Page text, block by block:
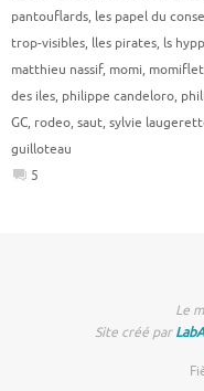
pantouflards, les papel du
trop-visibles, lles pirates, ls
matthieu nassif, momi,
des iles, philippe candeloro,
GC, rodeo, saut, sylvie
guilloteau
5
Le
Site créé par